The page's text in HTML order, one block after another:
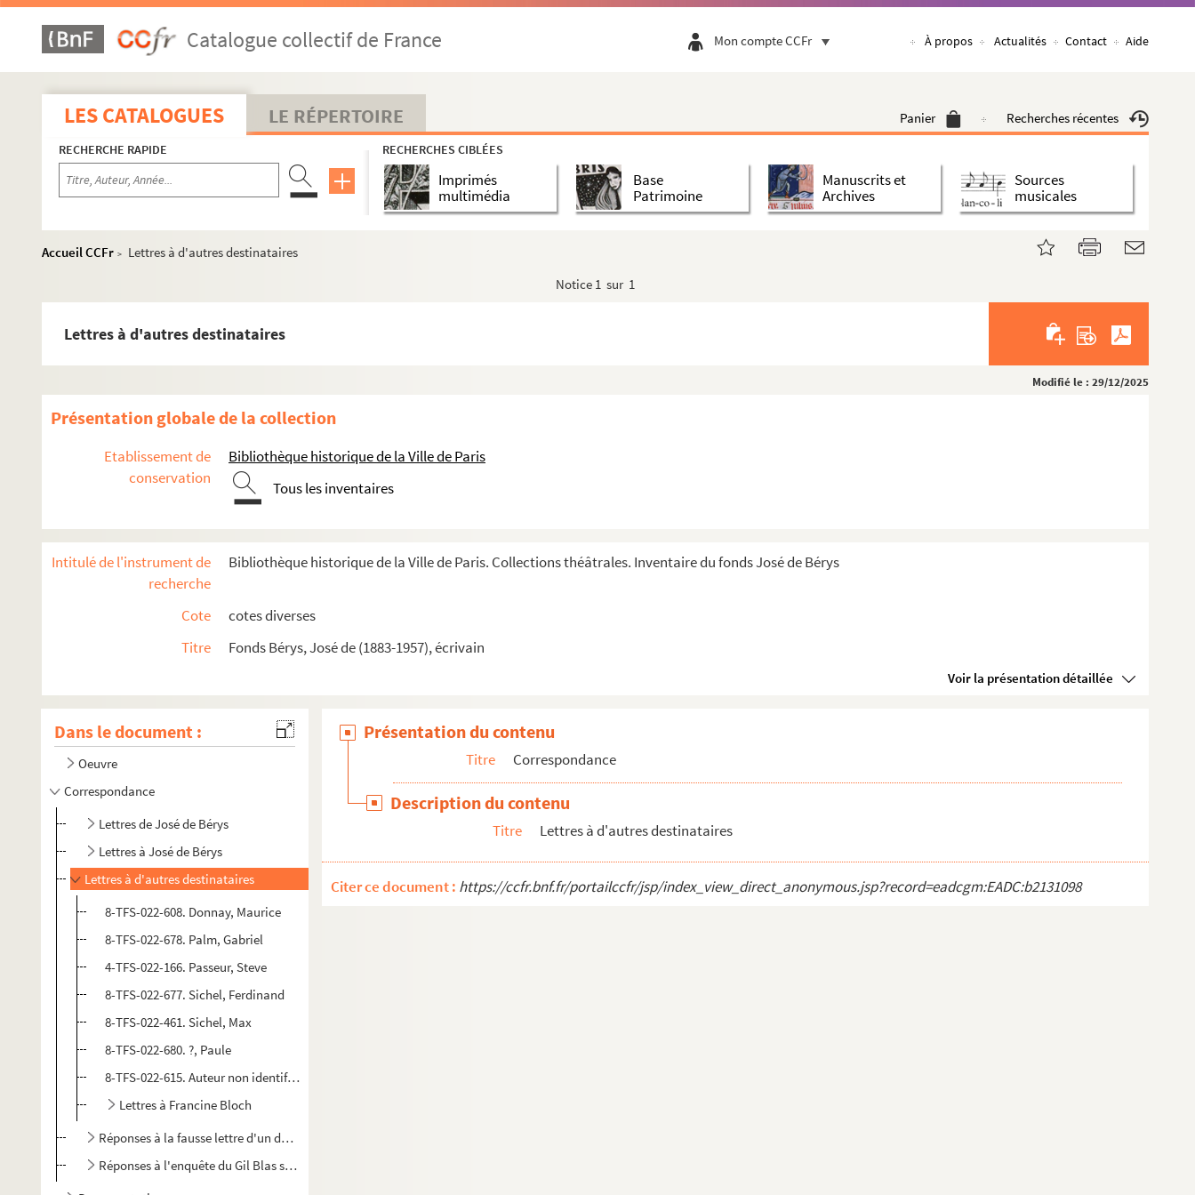
Catalogue collectif de France Mon compte CCFr À propos Actualités Contact Aide
LES CATALOGUES LE RÉPERTOIRE Panier Recherches récentes
RECHERCHE RAPIDE RECHERCHES CIBLÉES
Imprimés
multimédia
Base
Patrimoine
Manuscrits et
Archives
Sources
musicales
Accueil CCFr >
Lettres à d'autres destinataires
Notice 1 sur 1
Lettres à d'autres destinataires
Modifié le : 29/12/2025
Présentation globale de la collection
Etablissement de
conservation
Bibliothèque historique de la Ville de Paris
Tous les inventaires
Intitulé de l'instrument de
recherche
Bibliothèque historique de la Ville de Paris. Collections théâtrales. Inventaire du fonds José de Bérys
Cote
cotes diverses
Titre
Fonds Bérys, José de (1883-1957), écrivain
Voir la présentation détaillée
Dans le document :
Oeuvre
Correspondance
Lettres de José de Bérys
Lettres à José de Bérys
Lettres à d'autres destinataires
8-TFS-022-608. Donnay, Maurice
8-TFS-022-678. Palm, Gabriel
4-TFS-022-166. Passeur, Steve
8-TFS-022-677. Sichel, Ferdinand
8-TFS-022-461. Sichel, Max
8-TFS-022-680. ?, Paule
8-TFS-022-615. Auteur non identifié. Carte pour la famille Palm
Lettres à Francine Bloch
Réponses à la fausse lettre d'un désespéré envoyée à des notabilités par le magazine Fantasio (1913)
Réponses à l'enquête du Gil Blas sur la crise de l'amour
Présentation du contenu
Titre Correspondance
Description du contenu
Titre Lettres à d'autres destinataires
Citer ce document : https://ccfr.bnf.fr/portailccfr/jsp/index_view_direct_anonymous.jsp?record=eadcgm:EADC:b2131098